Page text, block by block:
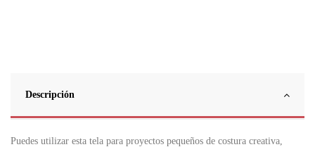
Descripción
Puedes utilizar esta tela para proyectos pequeños de costura creativa,